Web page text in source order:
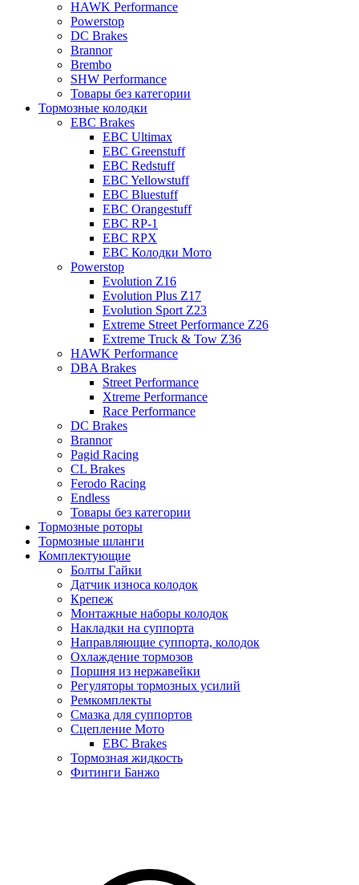
HAWK Performance
Powerstop
DC Brakes
Brannor
Brembo
SHW Performance
Товары без категории
Тормозные колодки
EBC Brakes
EBC Ultimax
EBC Greenstuff
EBC Redstuff
EBC Yellowstuff
EBC Bluestuff
EBC Orangestuff
EBC RP-1
EBC RPX
EBC Колодки Мото
Powerstop
Evolution Z16
Evolution Plus Z17
Evolution Sport Z23
Extreme Street Performance Z26
Extreme Truck & Tow Z36
HAWK Performance
DBA Brakes
Street Performance
Xtreme Performance
Race Performance
DC Brakes
Brannor
Pagid Racing
CL Brakes
Ferodo Racing
Endless
Товары без категории
Тормозные роторы
Тормозные шланги
Комплектующие
Болты Гайки
Датчик износа колодок
Крепеж
Монтажные наборы колодок
Накладки на суппорта
Направляющие суппорта, колодок
Охлаждение тормозов
Поршня из нержавейки
Регуляторы тормозных усилий
Ремкомплекты
Смазка для суппортов
Сцепление Мото
EBC Brakes
Тормозная жидкость
Фитинги Банжо